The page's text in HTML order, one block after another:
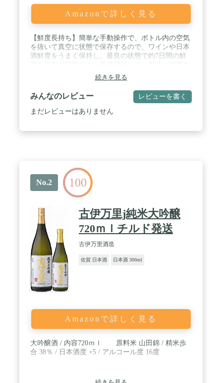
Amazonで詳しく見る
【鮮度長持ち】簡単な手動操作で、ボトル内の空気
を抜いて真空に状態で保存するので、ワインや日本
酒鮮度をうまく保持し。最良の状態で約7日間の鮮
りません。「注意：スパークリングワイン、シャン
パン、ビール等の発泡酒及び炭酸飲料には使用不
可」。 / 【高水準の精密真空】食品用シリコーン、
革新的な2層シリコーンデザイン、各階はすべて酒
瓶の内壁と精密に結合して、ボトル内の真空度は常
る。ワインの保存期間を忘れてしまうなんてこれか
ら無くなる！ / 【使い方が簡単】☛ワイン真空保
存：1.ワインストッパーをボトルの口にしっかりと
入れます。 2.プラグを数回に押して (数字が小窓で
見られるようになるまで)、瓶の中の空気を抜き出
します。3.ワインストッパーを回して、対応する保
管日を選択します。☞プラグを抜く方法：ストッパ
ーを軽く上に移動させると、空気の流れの音がする
と、開けることができます。 「説明書も同封致しま
す」 / 【製品仕様】ワイン栓寸法：
4.16x4.16x5.75cm、重さ:75g。梱包寸
法:4.4x4.4x6cm。素材：食品グレードシリコン+ABS
樹脂。 本品は、残ったワインを、最適の状態で保管
できます、ワイン好きなら必携です。標準ボルドー
続きを見る
みんなのレビュー レビューを書く
まだレビューはありません
No.2 100
古伊万里j純米大吟醸
720ｍｌチルド発送
古伊万里酒造
佐賀 日本酒 日本酒 300ml
Amazonで詳しく見る
大吟醸酒 / 内容720ｍｌ 原料米 山田錦 / 精米歩
合 38％ / 日本酒度 +5 / アルコール度 16度